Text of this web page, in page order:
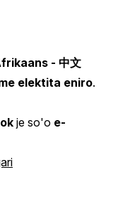
- 中文
elektita eniro.
je so'o e-